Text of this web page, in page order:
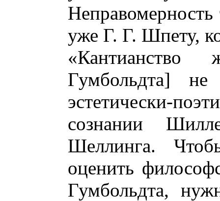
Неправомерность
уже Г. Г. Шпету,
Гумбольдта]
эстетически-
сознании
Шеллинга.
оценить
Гумбольдта,